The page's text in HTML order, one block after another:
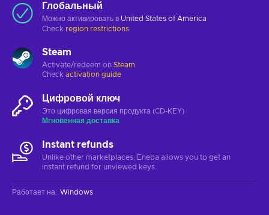
Глобальный
Можно активировать в United States of America
Check region restrictions
Steam
Activate/redeem on Steam
Check activation guide
Цифровой ключ
Это цифровая версия продукта (CD-KEY)
Мгновенная доставка
Instant refunds
Unlike other marketplaces, Eneba allows you to get an
instant refund for unviewed keys.
Работает на: Windows